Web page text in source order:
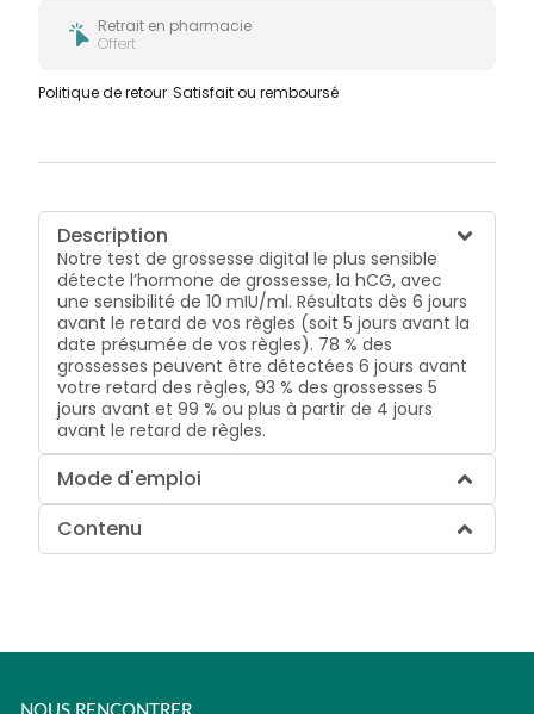
Retrait en pharmacie
Offert
Politique de retour Satisfait ou remboursé
Description
Notre test de grossesse digital le plus sensible
détecte l’hormone de grossesse, la hCG, avec
une sensibilité de 10 mIU/ml. Résultats dès 6 jours
avant le retard de vos règles (soit 5 jours avant la
date présumée de vos règles). 78 % des
grossesses peuvent être détectées 6 jours avant
votre retard des règles, 93 % des grossesses 5
jours avant et 99 % ou plus à partir de 4 jours
avant le retard de règles.
Mode d'emploi
Contenu